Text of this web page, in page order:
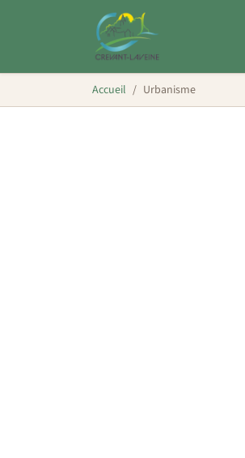
Accueil Urbanisme